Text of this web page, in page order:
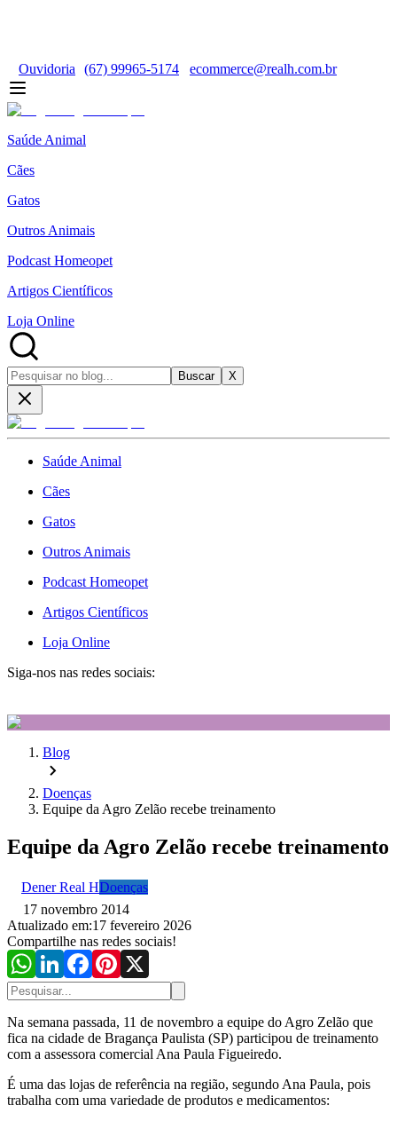
Ouvidoria (67) 99965-5174 ecommerce@realh.com.br
Saúde Animal
Cães
Gatos
Outros Animais
Podcast Homeopet
Artigos Científicos
Loja Online
Buscar X
Saúde Animal
Cães
Gatos
Outros Animais
Podcast Homeopet
Artigos Científicos
Loja Online
Siga-nos nas redes sociais:
Blog
Doenças
Equipe da Agro Zelão recebe treinamento
Equipe da Agro Zelão recebe treinamento
Dener Real HDoenças
17 novembro 2014
Atualizado em:17 fevereiro 2026
Compartilhe nas redes sociais!
Na semana passada, 11 de novembro a equipe do Agro Zelão que
fica na cidade de Bragança Paulista (SP) participou de treinamento
com a assessora comercial Ana Paula Figueiredo.
É uma das lojas de referência na região, segundo Ana Paula, pois
trabalha com uma variedade de produtos e medicamentos: